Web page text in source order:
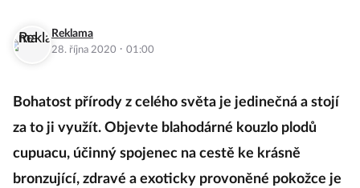
Reklama
28. října 2020 · 01:00
Bohatost přírody z celého světa je jedinečná a stojí
za to ji využít. Objevte blahodárné kouzlo plodů
cupuacu, účinný spojenec na cestě ke krásně
bronzující, zdravé a exoticky provoněné pokožce je